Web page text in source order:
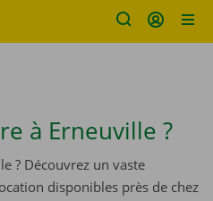
à Erneuville ?
? Découvrez un vaste
disponibles près de chez